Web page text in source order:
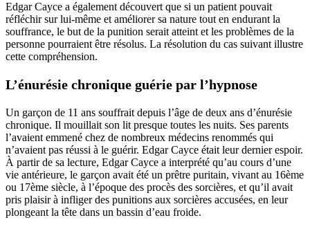
Edgar Cayce a également découvert que si un patient pouvait
réfléchir sur lui-même et améliorer sa nature tout en endurant la
souffrance, le but de la punition serait atteint et les problèmes de la
personne pourraient être résolus. La résolution du cas suivant illustre
cette compréhension.
L’énurésie chronique guérie par l’hypnose
Un garçon de 11 ans souffrait depuis l’âge de deux ans d’énurésie
chronique. Il mouillait son lit presque toutes les nuits. Ses parents
l’avaient emmené chez de nombreux médecins renommés qui
n’avaient pas réussi à le guérir. Edgar Cayce était leur dernier espoir.
À partir de sa lecture, Edgar Cayce a interprété qu’au cours d’une
vie antérieure, le garçon avait été un prêtre puritain, vivant au 16ème
ou 17ème siècle, à l’époque des procès des sorcières, et qu’il avait
pris plaisir à infliger des punitions aux sorcières accusées, en leur
plongeant la tête dans un bassin d’eau froide.